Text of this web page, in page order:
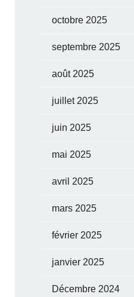
octobre 2025
septembre 2025
août 2025
juillet 2025
juin 2025
mai 2025
avril 2025
mars 2025
février 2025
janvier 2025
Décembre 2024